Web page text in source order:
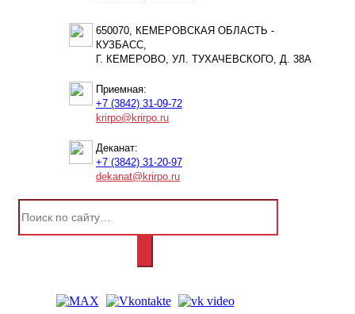
650070, КЕМЕРОВСКАЯ ОБЛАСТЬ -
КУЗБАСС,
Г. КЕМЕРОВО, УЛ. ТУХАЧЕВСКОГО, Д. 38А
Приемная:
+7 (3842) 31-09-72
krirpo@krirpo.ru
Деканат:
+7 (3842) 31-20-97
dekanat@krirpo.ru